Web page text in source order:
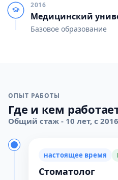
2016
Медицинский
Базовое образование
ОПЫТ РАБОТЫ
Где и кем
Общий стаж - 10 лет, с
настоящее время
Стоматолог